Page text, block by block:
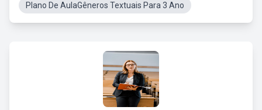
Plano De AulaGêneros Textuais Para 3 Ano